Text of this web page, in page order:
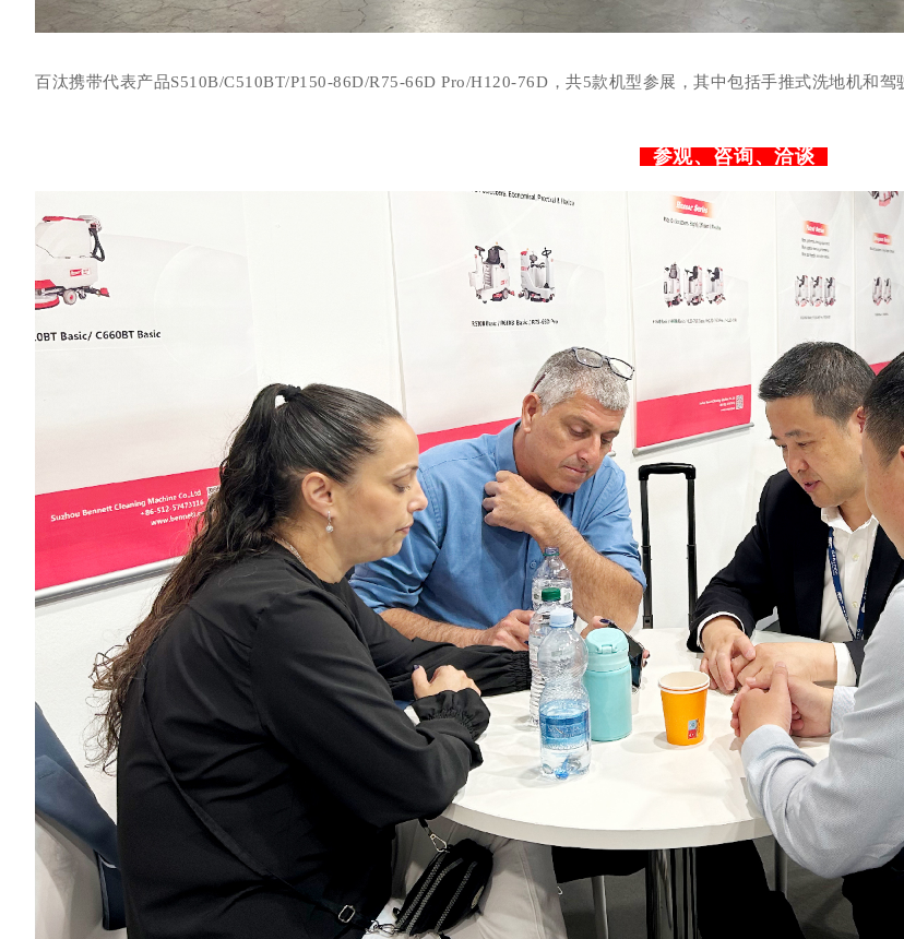
百汰携带代表产品S510B/C510BT/P150-86D/R75-66D Pro/H120-76D，共5款机型参展，其中包括手推式洗地机和
参观、咨询、洽谈